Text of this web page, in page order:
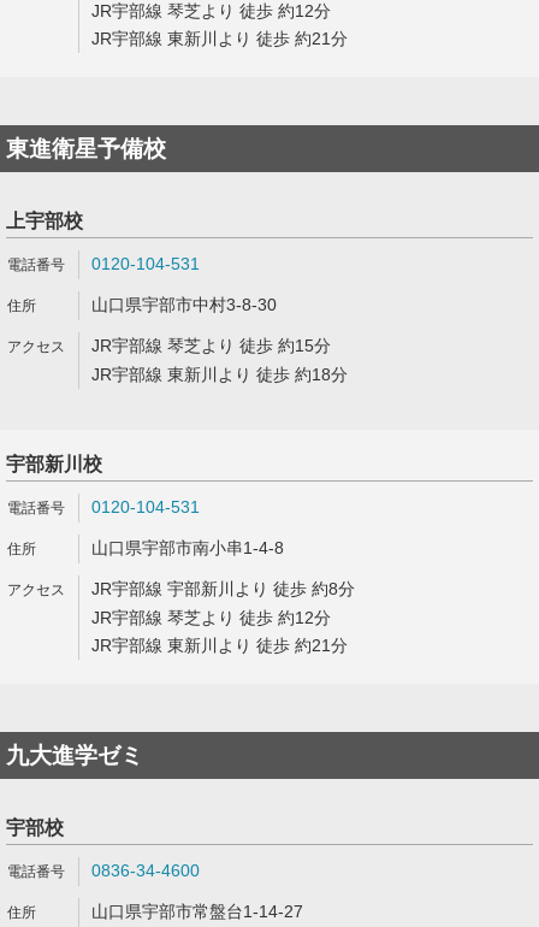
JR宇部線 琴芝より 徒歩 約12分
JR宇部線 東新川より 徒歩 約21分
東進衛星予備校
上宇部校
0120-104-531
山口県宇部市中村3-8-30
JR宇部線 琴芝より 徒歩 約15分
JR宇部線 東新川より 徒歩 約18分
宇部新川校
0120-104-531
山口県宇部市南小串1-4-8
JR宇部線 宇部新川より 徒歩 約8分
JR宇部線 琴芝より 徒歩 約12分
JR宇部線 東新川より 徒歩 約21分
九大進学ゼミ
宇部校
0836-34-4600
山口県宇部市常盤台1-14-27